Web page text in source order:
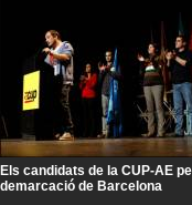
Els candidats de la CUP-AE
demarcació de Barcelona